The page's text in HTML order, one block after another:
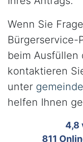
Wenn Sie
Bürgerservice-
beim Ausfüllen
kontaktieren
unter
helfen Ihnen